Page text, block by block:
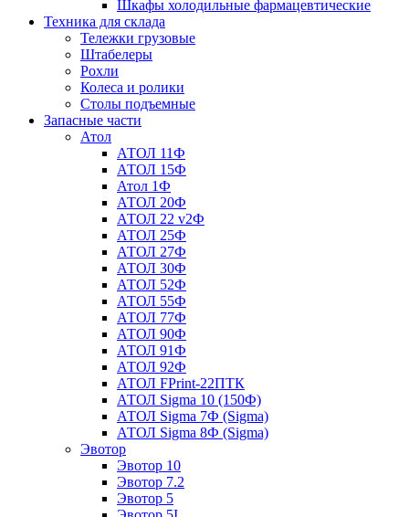
Шкафы холодильные фармацевтические
Техника для склада
Тележки грузовые
Штабелеры
Рохли
Колеса и ролики
Столы подъемные
Запасные части
Атол
АТОЛ 11Ф
АТОЛ 15Ф
Атол 1Ф
АТОЛ 20Ф
АТОЛ 22 v2Ф
АТОЛ 25Ф
АТОЛ 27Ф
АТОЛ 30Ф
АТОЛ 52Ф
АТОЛ 55Ф
АТОЛ 77Ф
АТОЛ 90Ф
АТОЛ 91Ф
АТОЛ 92Ф
АТОЛ FPrint-22ПТК
АТОЛ Sigma 10 (150Ф)
АТОЛ Sigma 7Ф (Sigma)
АТОЛ Sigma 8Ф (Sigma)
Эвотор
Эвотор 10
Эвотор 7.2
Эвотор 5